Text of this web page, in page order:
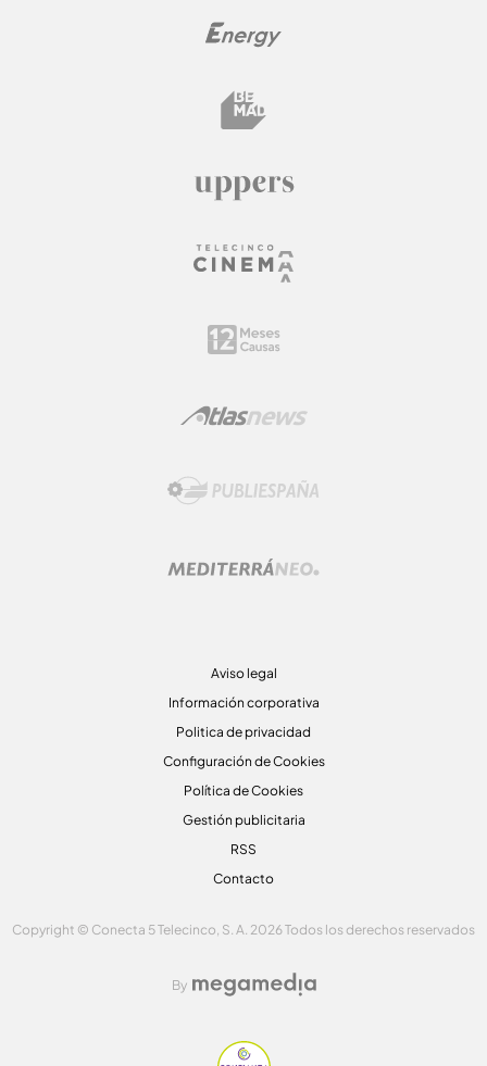
Aviso legal
Información corporativa
Politica de privacidad
Configuración de Cookies
Política de Cookies
Gestión publicitaria
RSS
Contacto
Copyright © Conecta 5 Telecinco, S. A. 2026 Todos los derechos reservados
By